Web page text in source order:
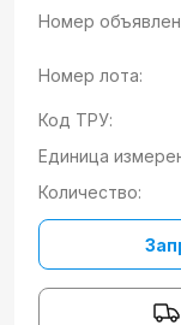
Номер
Номер лота:
Код ТРУ:
Единица
Количество: